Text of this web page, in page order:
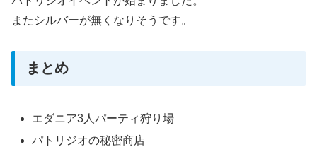
またシルバーが無くなりそうです。
まとめ
エダニア3人パーティ狩り場
パトリジオの秘密商店